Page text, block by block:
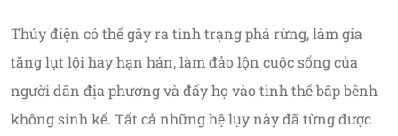
Thủy điện có thể gây ra tình trạng phá rừng, làm gia
tăng lụt lội hay hạn hán, làm đảo lộn cuộc sống của
người dân địa phương và đẩy họ vào tình thế bấp bênh
không sinh kế. Tất cả những hệ lụy này đã từng được